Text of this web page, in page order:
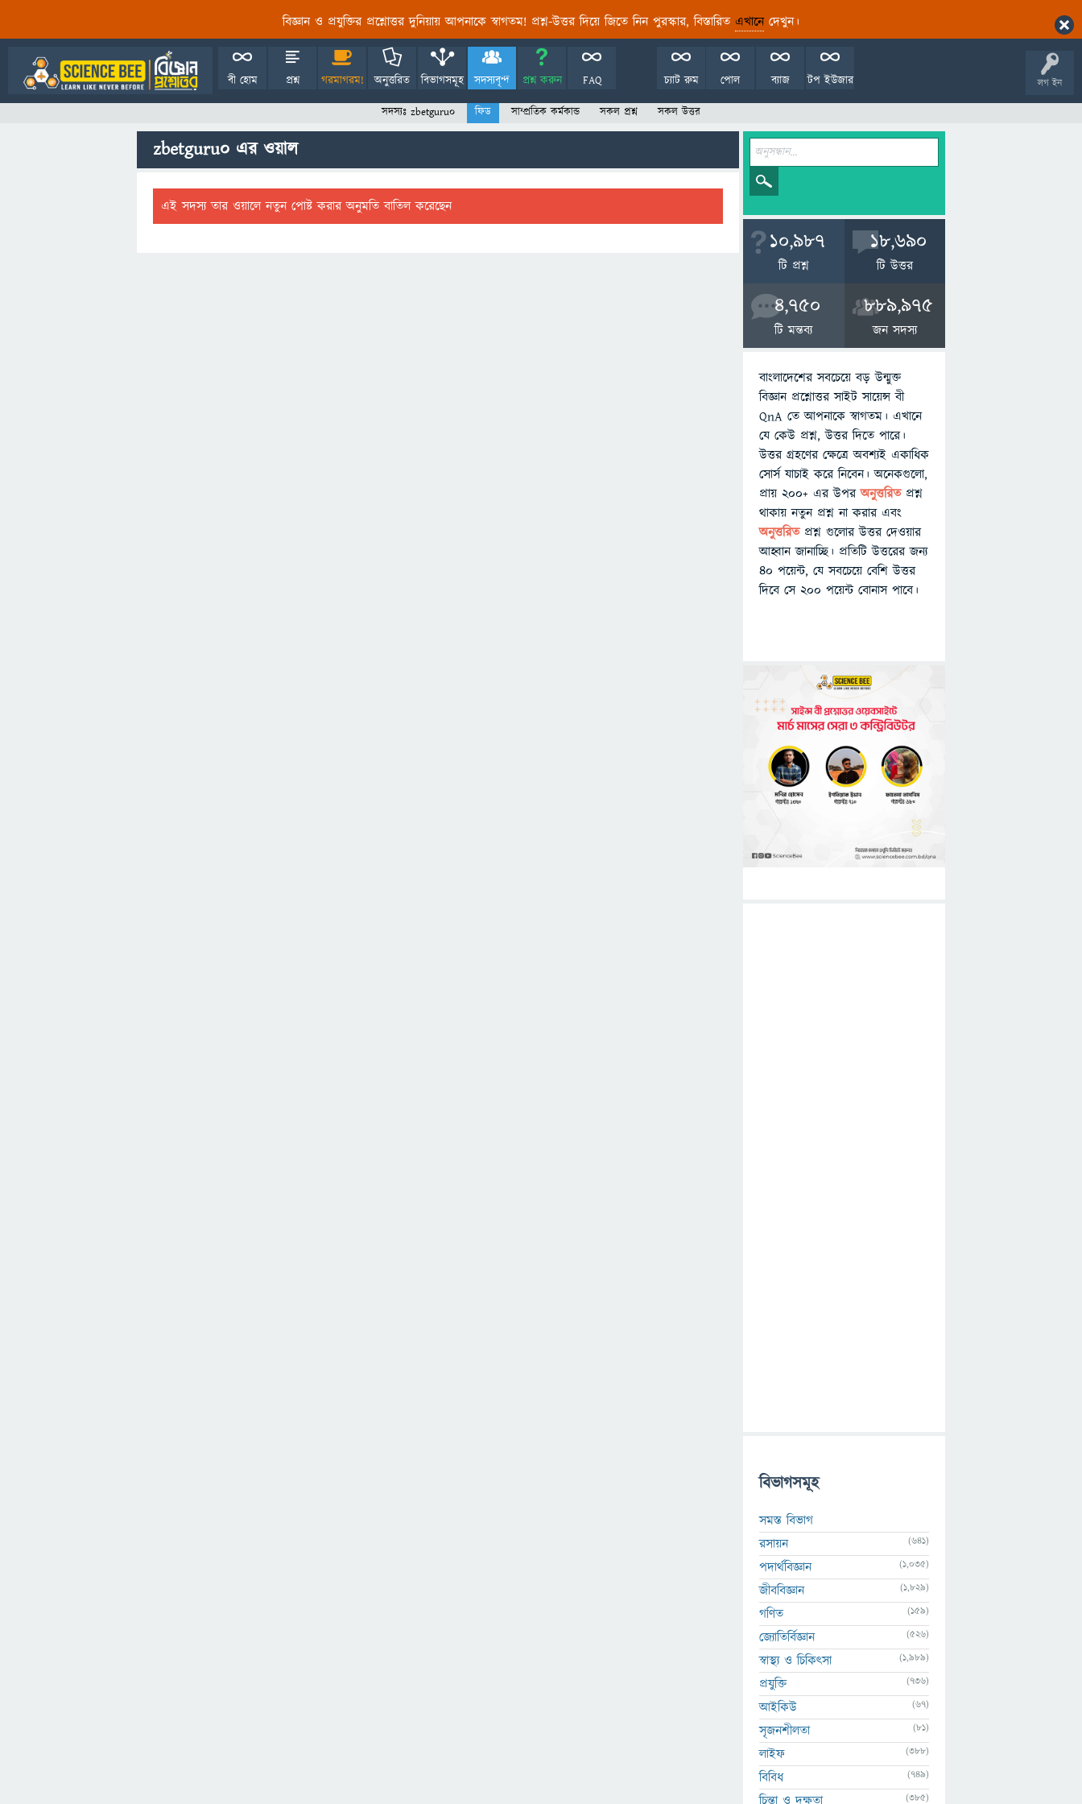
বিজ্ঞান ও প্রযুক্তির প্রশ্নোত্তর দুনিয়ায় আপনাকে স্বাগতম! প্রশ্ন-উত্তর দিয়ে জিতে নিন পুরস্কার, বিস্তারিত এখানেদেখুন।
লগ ইন
বী হোম প্রশ্ন গরমাগরম! অনুত্তরিত বিভাগসমূহ সদস্যবৃন্দ প্রশ্ন করুন FAQ টপ ইউজার
ব্যাজ
পোল
চ্যাট রুম
সদস্যঃ zbetguru0 ফিড সাম্প্রতিক কর্মকান্ড সকল প্রশ্ন সকল উত্তর
zbetguru0 এর ওয়াল
এই সদস্য তার ওয়ালে নতুন পোষ্ট করার অনুমতি বাতিল করেছেন
10,987
টি প্রশ্ন
18,690
টি উত্তর
4,750
টি মন্তব্য
889,975
জন সদস্য
বাংলাদেশের সবচেয়ে বড় উন্মুক্ত
বিজ্ঞান প্রশ্নোত্তর সাইট সায়েন্স বী
QnA তে আপনাকে স্বাগতম। এখানে
যে কেউ প্রশ্ন, উত্তর দিতে পারে।
উত্তর গ্রহণের ক্ষেত্রে অবশ্যই একাধিক
সোর্স যাচাই করে নিবেন। অনেকগুলো,
প্রায় ২০০+ এর উপরঅনুত্তরিতপ্রশ্ন
থাকায় নতুন প্রশ্ন না করার এবং
অনুত্তরিত প্রশ্ন গুলোর উত্তর দেওয়ার
আহ্বান জানাচ্ছি। প্রতিটি উত্তরের জন্য
৪০ পয়েন্ট, যে সবচেয়ে বেশি উত্তর
দিবে সে ২০০ পয়েন্ট বোনাস পাবে।
বিভাগসমূহ
সমস্ত বিভাগ
রসায়ন
(641)
পদার্থবিজ্ঞান (1,035)
জীববিজ্ঞান (1,829)
গণিত (159)
জ্যোতির্বিজ্ঞান (526)
স্বাস্থ্য ও চিকিৎসা (1,989)
প্রযুক্তি (736)
আইকিউ (67)
সৃজনশীলতা (81)
লাইফ (388)
বিবিধ (749)
চিন্তা ও দক্ষতা (385)